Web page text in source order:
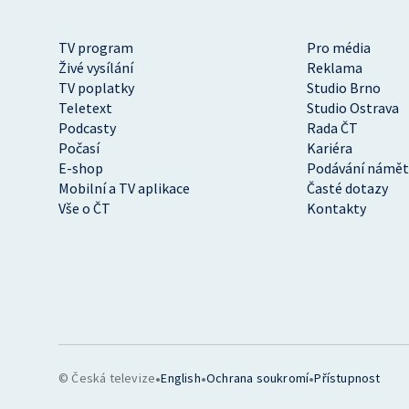
TV program
Pro média
Živé vysílání
Reklama
TV poplatky
Studio Brno
Teletext
Studio Ostrava
Podcasty
Rada ČT
Počasí
Kariéra
E-shop
Podávání
Mobilní a TV aplikace
Časté dotazy
Vše o ČT
Kontakty
© Česká televize•English•Ochrana soukromí•Přístupnost